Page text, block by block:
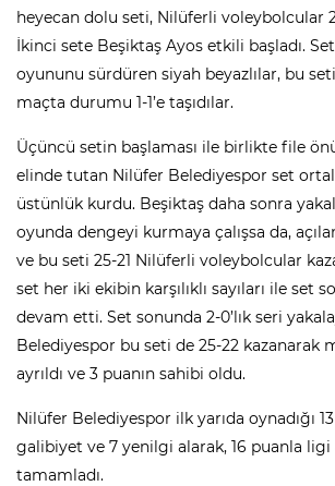
heyecan dolu seti, Nilüferli voleybolcular
İkinci sete Beşiktaş Ayos etkili başladı.
oyununu sürdüren siyah beyazlılar, bu
maçta durumu 1-1’e taşıdılar.
Üçüncü setin başlaması ile birlikte file
elinde tutan Nilüfer Belediyespor set
üstünlük kurdu. Beşiktaş daha sonra
oyunda dengeyi kurmaya çalışsa da,
ve bu seti 25-21 Nilüferli voleybolcular
set her iki ekibin karşılıklı sayıları ile set
devam etti. Set sonunda 2-0’lık seri
Belediyespor bu seti de 25-22 kazanarak
ayrıldı ve 3 puanın sahibi oldu.
Nilüfer Belediyespor ilk yarıda oynadığı
galibiyet ve 7 yenilgi alarak, 16 puanla ligi
tamamladı.